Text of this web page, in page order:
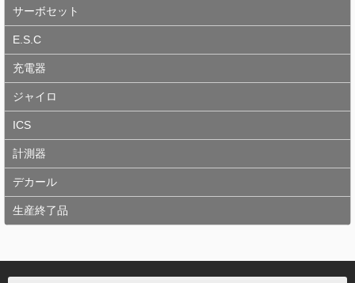
サーボセット
E.S.C
充電器
ジャイロ
ICS
計測器
デカール
生産終了品